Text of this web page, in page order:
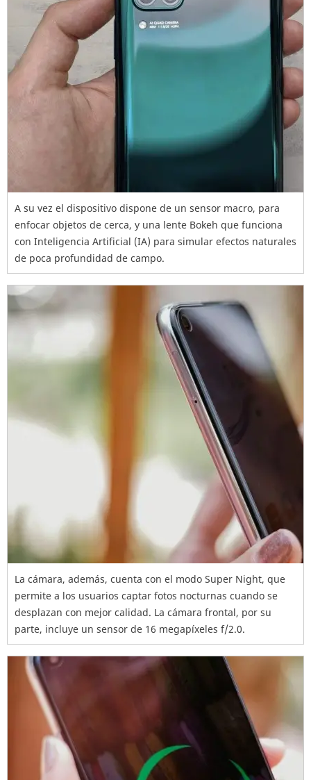
A su vez el dispositivo dispone de un sensor macro, para
enfocar objetos de cerca, y una lente Bokeh que funciona
con Inteligencia Artificial (IA) para simular efectos naturales
de poca profundidad de campo.
La cámara, además, cuenta con el modo Super Night, que
permite a los usuarios captar fotos nocturnas cuando se
desplazan con mejor calidad. La cámara frontal, por su
parte, incluye un sensor de 16 megapíxeles f/2.0.